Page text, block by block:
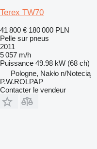
Terex TW70
41 800 € 180 000 PLN
Pelle sur pneus
2011
5 057 m/h
Puissance 49.98 kW (68 ch)
Pologne, Nakło n/Notecią
P.W.ROLPAP
Contacter le vendeur